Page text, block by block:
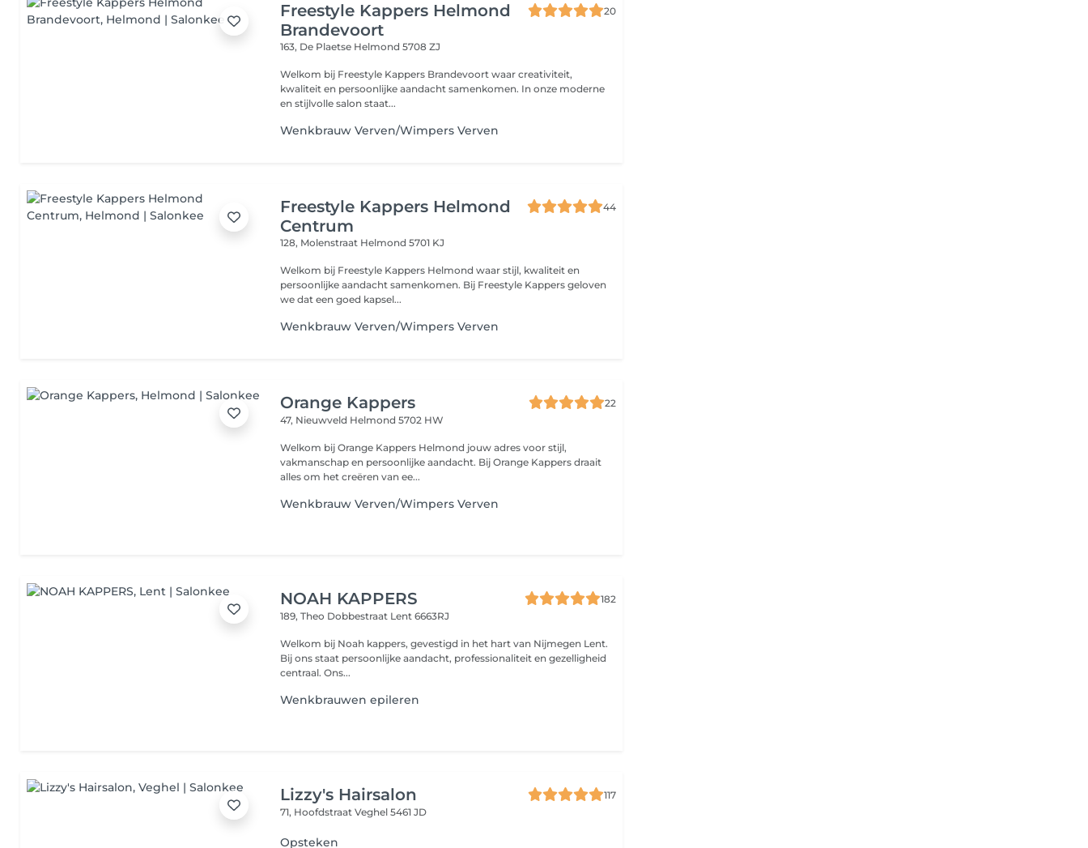
Freestyle Kappers Helmond
Brandevoort
20
163, De Plaetse Helmond 5708 ZJ
Welkom bij Freestyle Kappers Brandevoort waar creativiteit,
kwaliteit en persoonlijke aandacht samenkomen. In onze moderne
en stijlvolle salon staat...
Wenkbrauw Verven/Wimpers Verven
Freestyle Kappers Helmond
Centrum
44
128, Molenstraat Helmond 5701 KJ
Welkom bij Freestyle Kappers Helmond waar stijl, kwaliteit en
persoonlijke aandacht samenkomen. Bij Freestyle Kappers geloven
we dat een goed kapsel...
Wenkbrauw Verven/Wimpers Verven
Orange Kappers
22
47, Nieuwveld Helmond 5702 HW
Welkom bij Orange Kappers Helmond jouw adres voor stijl,
vakmanschap en persoonlijke aandacht. Bij Orange Kappers draait
alles om het creëren van ee...
Wenkbrauw Verven/Wimpers Verven
NOAH KAPPERS
182
189, Theo Dobbestraat Lent 6663RJ
Welkom bij Noah kappers, gevestigd in het hart van Nijmegen Lent.
Bij ons staat persoonlijke aandacht, professionaliteit en gezelligheid
centraal. Ons...
Wenkbrauwen epileren
Lizzy's Hairsalon
117
71, HoofdstraatVeghel 5461 JD
Opsteken